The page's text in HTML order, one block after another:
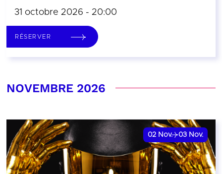
31 octobre 2026 - 20:00
RÉSERVER
NOVEMBRE 2026
02 Nov. 03 Nov.